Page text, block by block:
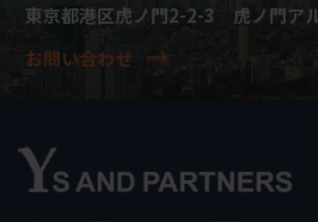
東京都港区虎ノ門2-2-3 虎ノ門ア
お問い合わせ